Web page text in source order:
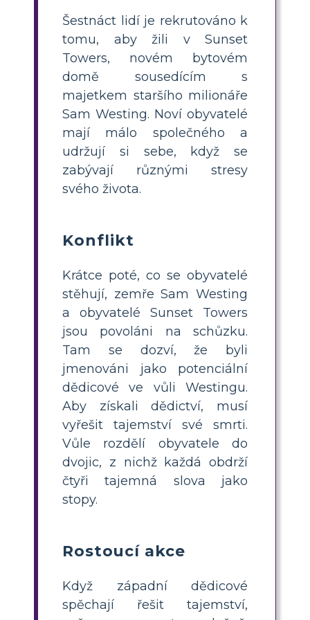
Šestnáct lidí je rekrutováno k
tomu, aby žili v Sunset
Towers, novém bytovém
domě sousedícím s
majetkem staršího milionáře
Sam Westing. Noví obyvatelé
mají málo společného a
udržují si sebe, když se
zabývají různými stresy
svého života.
Konflikt
Krátce poté, co se obyvatelé
stěhují, zemře Sam Westing
a obyvatelé Sunset Towers
jsou povoláni na schůzku.
Tam se dozví, že byli
jmenováni jako potenciální
dědicové ve vůli Westingu.
Aby získali dědictví, musí
vyřešit tajemství své smrti.
Vůle rozdělí obyvatele do
dvojic, z nichž každá obdrží
čtyři tajemná slova jako
stopy.
Rostoucí akce
Když západní dědicové
spěchají řešit tajemství,